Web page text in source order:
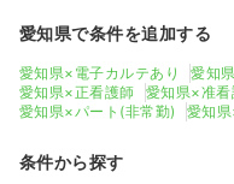
愛知県で条件を追加する
愛知県×電子カルテあり 愛知
愛知県×正看護師
愛知県×准看
愛知県×パート(非常勤)
愛知
条件から探す